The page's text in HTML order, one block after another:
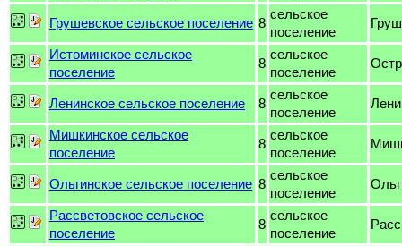
Грушевское сельское поселение 8
сельское
поселение
Истоминское сельское
поселение
8
сельское
поселение
Ленинское сельское поселение 8
сельское
поселение
Мишкинское сельское
поселение
8
сельское
поселение
Ольгинское сельское поселение 8
сельское
поселение
Рассветовское сельское
поселение
8
сельское
поселение